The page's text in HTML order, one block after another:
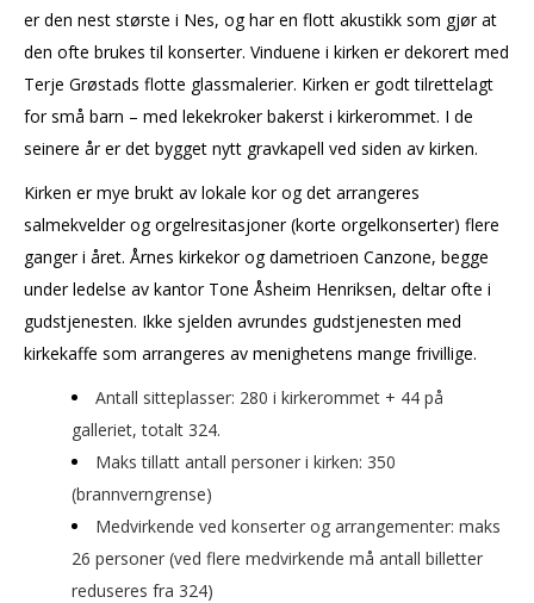
er den nest største i Nes, og har en flott akustikk som gjør at
den ofte brukes til konserter. Vinduene i kirken er dekorert med
Terje Grøstads flotte glassmalerier. Kirken er godt tilrettelagt
for små barn – med lekekroker bakerst i kirkerommet. I de
seinere år er det bygget nytt gravkapell ved siden av kirken.
Kirken er mye brukt av lokale kor og det arrangeres
salmekvelder og orgelresitasjoner (korte orgelkonserter) flere
ganger i året. Årnes kirkekor og dametrioen Canzone, begge
under ledelse av kantor Tone Åsheim Henriksen, deltar ofte i
gudstjenesten. Ikke sjelden avrundes gudstjenesten med
kirkekaffe som arrangeres av menighetens mange frivillige.
Antall sitteplasser: 280 i kirkerommet + 44 på
galleriet, totalt 324.
Maks tillatt antall personer i kirken: 350
(brannverngrense)
Medvirkende ved konserter og arrangementer: maks
26 personer (ved flere medvirkende må antall billetter
reduseres fra 324)